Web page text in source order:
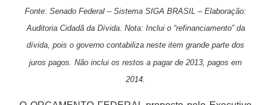
Fonte: Senado Federal – Sistema SIGA BRASIL – Elaboração:
Auditoria Cidadã da Dívida. Nota: Inclui o “refinanciamento” da
dívida, pois o governo contabiliza neste item grande parte dos
juros pagos. Não inclui os restos a pagar de 2013, pagos em
2014.